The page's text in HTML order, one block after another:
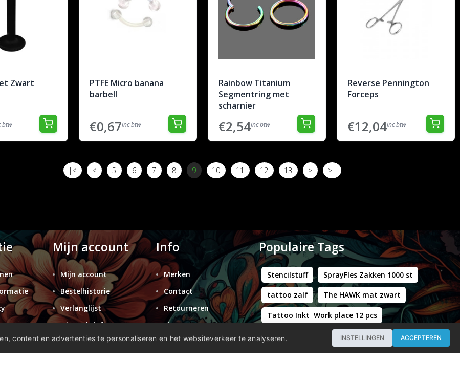
Zwart
btw
PTFE Micro banana
barbell
€0,67inc btw
Rainbow Titanium
Segmentring met
scharnier
€2,54inc btw
Reverse Pennington
Forceps
€12,04inc btw
|< < 5 6 7 8 9 10 11 12 13 > >|
Mijn account
Mijn account
Bestelhistorie
Verlanglijst
Nieuwsbrief
Info
Merken
Contact
Retourneren
Sitemap
Populaire Tags
Stencilstuff SprayFles Zakken 1000 st
tattoo zalf The HAWK mat zwart
Tattoo Inkt Work place 12 pcs
Hustle Butter Deluxe Zakjes
Professional - Workstation Pro - Matt Black
content en advertenties te personaliseren en het websiteverkeer te analyseren. INSTELLINGEN ACCEPTEREN